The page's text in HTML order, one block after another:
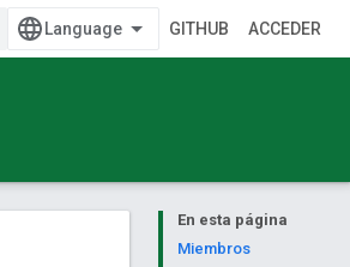
GITHUB ACCEDER
En esta página
Miembros